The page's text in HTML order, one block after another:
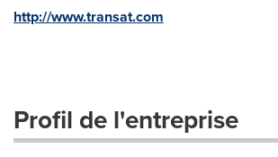
http://www.transat.com
Profil de l'entreprise